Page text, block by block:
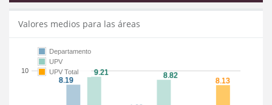
Valores medios para las áreas
10
Departamento
UPV
UPV Total